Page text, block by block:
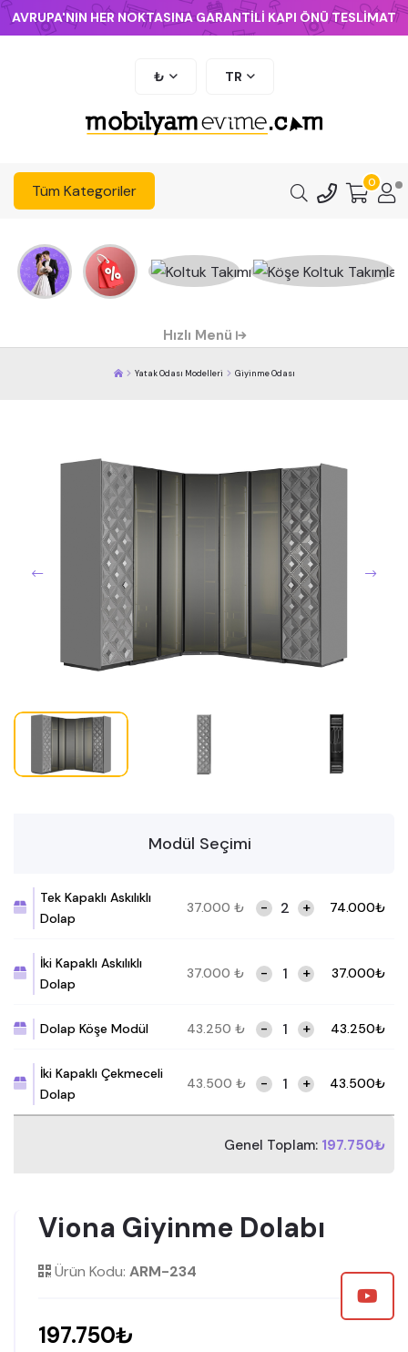
AVRUPA'NIN HER NOKTASINA GARANTİLİ KAPI ÖNÜ TESLİMAT
₺ TR
Tüm Kategoriler 0
Hızlı Menü
Yatak Odası Modelleri Giyinme Odası
Modül Seçimi
Tek Kapaklı Askılıklı
Dolap
37.000 ₺ - + 74.000₺
İki Kapaklı Askılıklı
Dolap
37.000 ₺ - + 37.000₺
Dolap Köşe Modül 43.250 ₺ - + 43.250₺
İki Kapaklı Çekmeceli
Dolap
43.500 ₺ - + 43.500₺
Genel Toplam: 197.750₺
Viona Giyinme Dolabı
Ürün Kodu: ARM-234
197.750₺